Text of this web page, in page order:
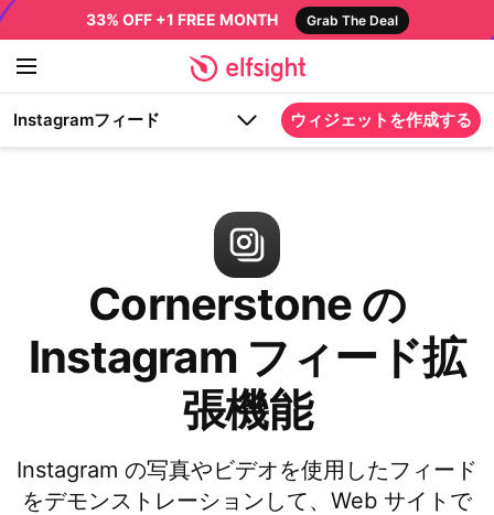
33% OFF +1 FREE MONTH Grab The Deal
Instagramフィード ウィジェットを作成する
Cornerstone の
Instagram フィード拡
張機能
Instagram の写真やビデオを使用したフィード
をデモンストレーションして、Web サイトで